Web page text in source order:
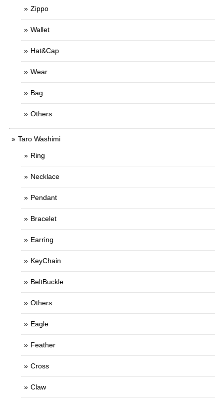
Zippo
Wallet
Hat&Cap
Wear
Bag
Others
Taro Washimi
Ring
Necklace
Pendant
Bracelet
Earring
KeyChain
BeltBuckle
Others
Eagle
Feather
Cross
Claw